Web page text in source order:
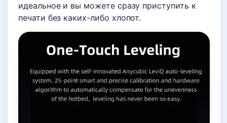
идеальное и вы можете сразу приступить к
печати без каких-либо хлопот.